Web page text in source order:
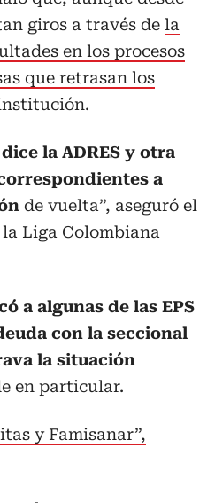
giros a través de la
en los procesos
que retrasan los
la ADRES y otra
a
de vuelta”, aseguró el
Liga Colombiana
a algunas de las EPS
con la seccional
la situación
en particular.
y Famisanar”,